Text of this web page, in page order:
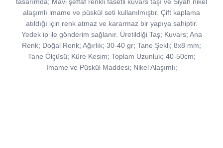
tasarımda; Mavi şeffaf renkli fasetli kuvars taşı ve Siyah nikel
alaşımlı imame ve püskül seti kullanılmıştır. Çift kaplama
atıldığı için renk atmaz ve kararmaz bir yapıya sahiptir.
Yedek ip ile gönderim sağlanır. Üretildiği Taş; Kuvars; Ana
Renk; Doğal Renk; Ağırlık; 30-40 gr; Tane Şekli; 8x8 mm;
Tane Ölçüsü; Küre Kesim; Toplam Uzunluk; 40-50cm;
İmame ve Püskül Maddesi; Nikel Alaşımlı;